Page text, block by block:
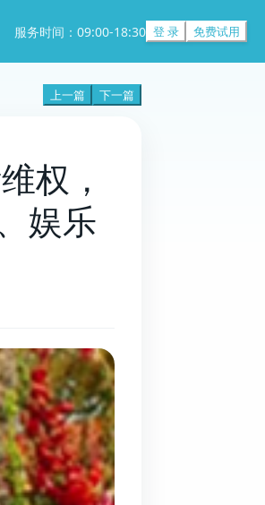
服务时间：09:00-18:30 登 录 免费试用
上一篇 下一篇
权，
娱乐